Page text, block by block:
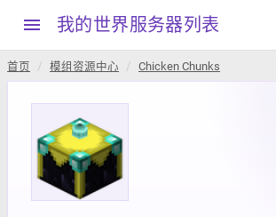
menu 我的世界服务器列表
首页 模组资源中心 Chicken Chunks